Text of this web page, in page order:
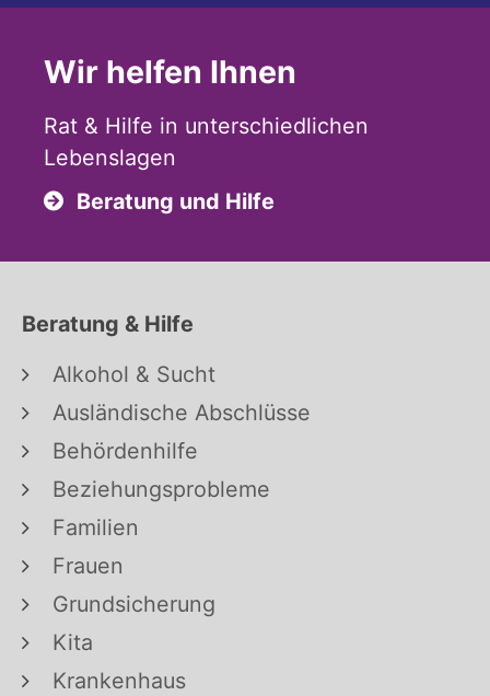
Wir helfen Ihnen
Rat & Hilfe in unterschiedlichen
Lebenslagen
Beratung und Hilfe
Beratung & Hilfe
Alkohol & Sucht
Ausländische Abschlüsse
Behördenhilfe
Beziehungsprobleme
Familien
Frauen
Grundsicherung
Kita
Krankenhaus